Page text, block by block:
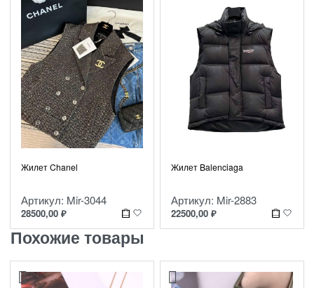
Жилет Chanel
Артикул: Mir-3044
28500,00 ₽
Жилет Balenciaga
Артикул: Mir-2883
22500,00 ₽
Похожие товары